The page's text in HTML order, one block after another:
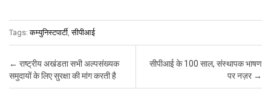
Tags:कम्युनिस्टपार्टी,सीपीआई
Post navigation
← राष्ट्रीय अखंडता सभी अल्पसंख्यक
समुदायों के लिए सुरक्षा की मांग करती है
सीपीआई के 100 साल, संस्थापक भाषण
पर नज़र →